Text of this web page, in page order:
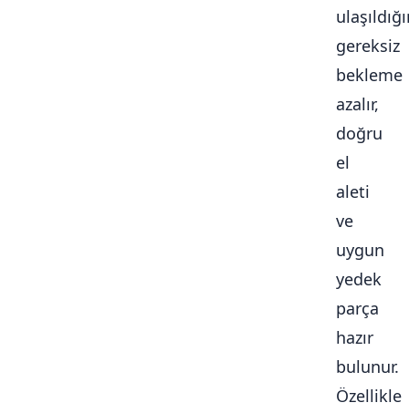
gereksiz
bekleme
azalır,
doğru
el
aleti
ve
uygun
yedek
parça
hazır
bulunur.
Özellikle